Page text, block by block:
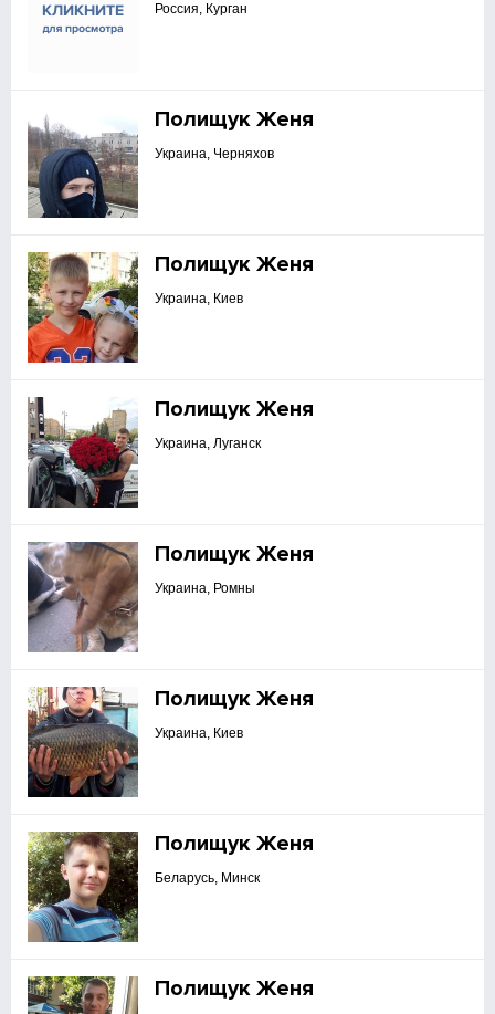
Россия, Курган
Полищук Женя
Украина, Черняхов
Полищук Женя
Украина, Киев
Полищук Женя
Украина, Луганск
Полищук Женя
Украина, Ромны
Полищук Женя
Украина, Киев
Полищук Женя
Беларусь, Минск
Полищук Женя